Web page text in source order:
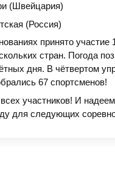
(Швейцария)
(Россия)
принято участие
стран. Погода
дня. В чётвертом
67 спортсменов!
участников! И
для следующих